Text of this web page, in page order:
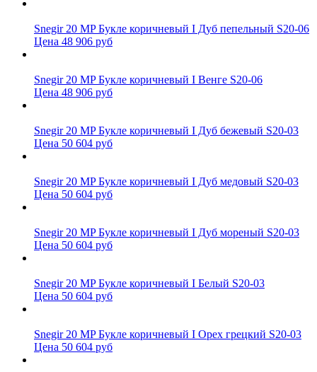
Snegir 20 MP Букле коричневый I Дуб пепельный S20-06
Цена 48 906 руб
Snegir 20 MP Букле коричневый I Венге S20-06
Цена 48 906 руб
Snegir 20 MP Букле коричневый I Дуб бежевый S20-03
Цена 50 604 руб
Snegir 20 MP Букле коричневый I Дуб медовый S20-03
Цена 50 604 руб
Snegir 20 MP Букле коричневый I Дуб мореный S20-03
Цена 50 604 руб
Snegir 20 MP Букле коричневый I Белый S20-03
Цена 50 604 руб
Snegir 20 MP Букле коричневый I Орех грецкий S20-03
Цена 50 604 руб